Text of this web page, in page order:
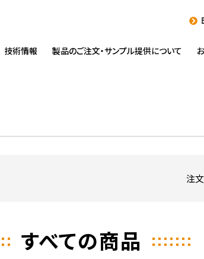
技術情報 製品のご注文・サンプル提供について
注
すべての商品